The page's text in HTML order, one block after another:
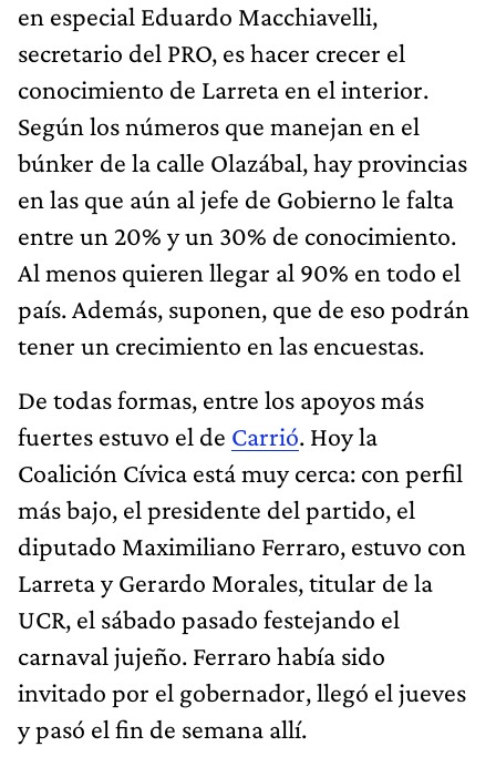
en especial Eduardo Macchiavelli,
secretario del PRO, es hacer crecer el
conocimiento de Larreta en el interior.
Según los números que manejan en el
búnker de la calle Olazábal, hay provincias
en las que aún al jefe de Gobierno le falta
entre un 20% y un 30% de conocimiento.
Al menos quieren llegar al 90% en todo el
país. Además, suponen, que de eso podrán
tener un crecimiento en las encuestas.
De todas formas, entre los apoyos más
fuertes estuvo el de Carrió. Hoy la
Coalición Cívica está muy cerca: con perfil
más bajo, el presidente del partido, el
diputado Maximiliano Ferraro, estuvo con
Larreta y Gerardo Morales, titular de la
UCR, el sábado pasado festejando el
carnaval jujeño. Ferraro había sido
invitado por el gobernador, llegó el jueves
y pasó el fin de semana allí.